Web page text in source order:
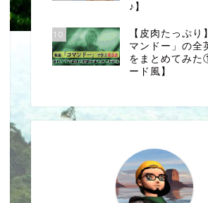
♪】
10
【皮肉たっぷり
マンドー」の全
をまとめてみた
ード風】